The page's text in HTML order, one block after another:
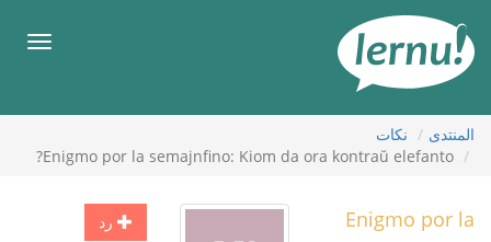
المحتويات
قائمة
المنتدى
نكات
Enigmo por la semajnfino: Kiom da ora kontraŭ elefanto?
رد
Enigmo por la